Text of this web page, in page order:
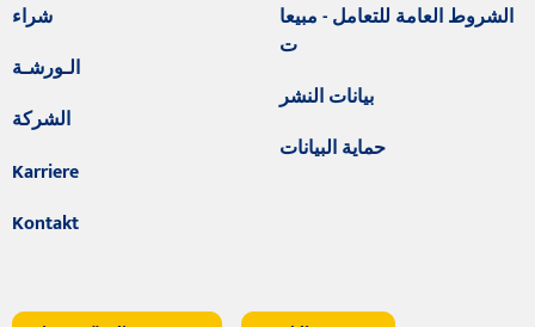
شراء
الـورشـة
الشركة
Karriere
Kontakt
الشروط العامة للتعامل - مبيعا
ت
بيانات النشر
حماية البيانات